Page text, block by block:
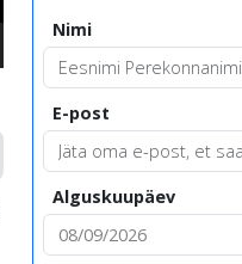
Nimi
E-post
Alguskuupäev